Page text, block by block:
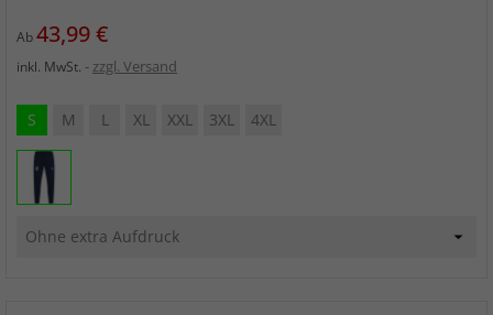
AbPreis
43,99 €
inkl. MwSt. zzgl. Versand
S M L XL XXL 3XL 4XL